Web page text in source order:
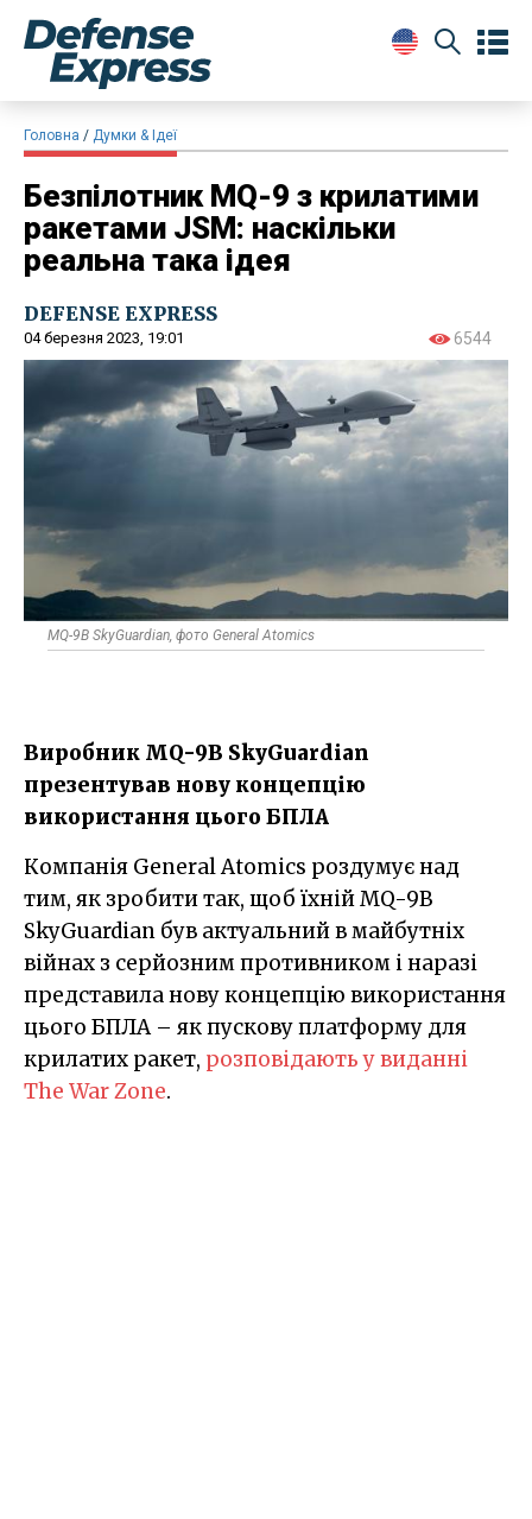
Головна Думки & Ідеї
Безпілотник MQ-9 з крилатими
ракетами JSM: наскільки
реальна така ідея
DEFENSE EXPRESS
04 березня 2023, 19:01 6544
MQ-9B SkyGuardian, фото General Atomics
Виробник MQ-9B SkyGuardian
презентував нову концепцію
використання цього БПЛА
Компанія General Atomics роздумує над
тим, як зробити так, щоб їхній MQ-9B
SkyGuardian був актуальний в майбутніх
війнах з серйозним противником і наразі
представила нову концепцію використання
цього БПЛА – як пускову платформу для
крилатих ракет, розповідають у виданні
The War Zone.